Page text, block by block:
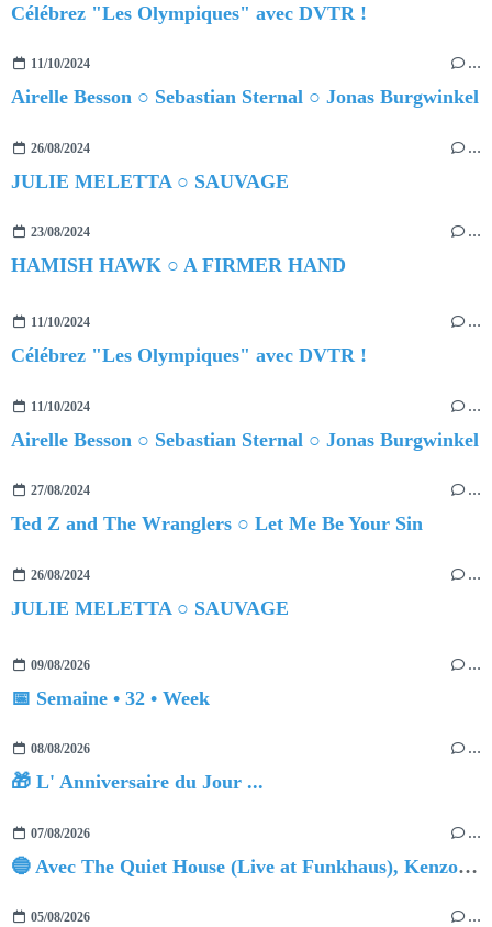
Célébrez "Les Olympiques" avec DVTR !
11/10/2024 …
Airelle Besson ○ Sebastian Sternal ○ Jonas Burgwinkel
26/08/2024 …
JULIE MELETTA ○ SAUVAGE
23/08/2024 …
HAMISH HAWK ○ A FIRMER HAND
11/10/2024 …
Célébrez "Les Olympiques" avec DVTR !
11/10/2024 …
Airelle Besson ○ Sebastian Sternal ○ Jonas Burgwinkel
27/08/2024 …
Ted Z and The Wranglers ○ Let Me Be Your Sin
26/08/2024 …
JULIE MELETTA ○ SAUVAGE
09/08/2026 …
📅 Semaine • 32 • Week
08/08/2026 …
🎁 L' Anniversaire du Jour ...
07/08/2026 …
🔵 Avec The Quiet House (Live at Funkhaus), Kenzo Zurzolo livre une performance aussi intense qu'envoûtante.
05/08/2026 …